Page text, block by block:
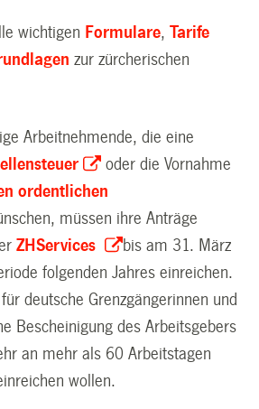
wichtigen Formulare,Tarife
zur zürcherischen
Arbeitnehmende, die eine
oder die Vornahme
ordentlichen
müssen ihre Anträge
ZHServices
bis am 31. März
folgenden Jahres einreichen.
deutsche Grenzgängerinnen und
Bescheinigung des Arbeitsgebers
an mehr als 60 Arbeitstagen
wollen.